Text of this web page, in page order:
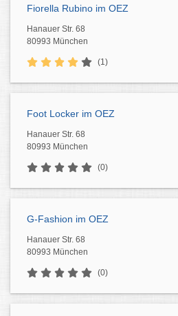
Fiorella Rubino im OEZ
Hanauer Str. 68
80993 München
(1)
Foot Locker im OEZ
Hanauer Str. 68
80993 München
(0)
G-Fashion im OEZ
Hanauer Str. 68
80993 München
(0)